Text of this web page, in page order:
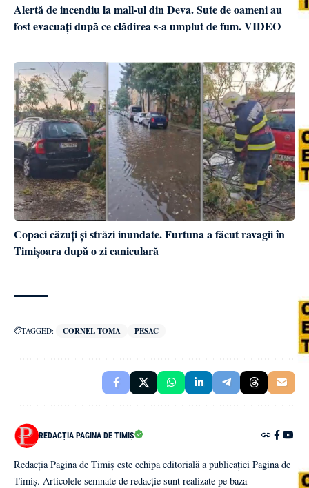
Alertă de incendiu la mall-ul din Deva. Sute de oameni au
fost evacuați după ce clădirea s-a umplut de fum. VIDEO
Copaci căzuți și străzi inundate. Furtuna a făcut ravagii în
Timișoara după o zi caniculară
TAGGED: CORNEL TOMA PESAC
REDACȚIA PAGINA DE TIMIȘ
Redacția Pagina de Timiș este echipa editorială a publicației Pagina de
Timiș. Articolele semnate de redacție sunt realizate pe baza